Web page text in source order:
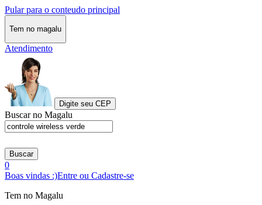
Pular para o conteudo principal
Tem no magalu
Atendimento
Digite seu CEP
Buscar no Magalu
Buscar
0
Boas vindas :)Entre ou Cadastre-se
Tem no Magalu